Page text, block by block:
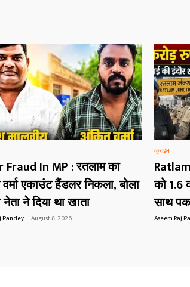
Fraud In MP : रतलाम का
एकाउंट हैंडलर निकला, बोला
ने दिया था खाता
Pandey - August 8, 2026
क्राइम
को 1.6
साथ
Aseem Raj